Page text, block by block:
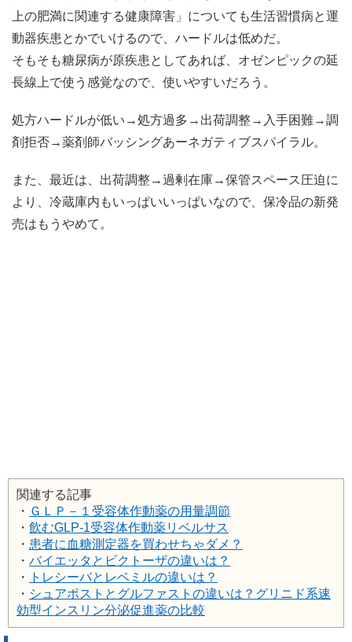
上の肥満に関連する健康障害」についても生活習慣病と運
動器疾患とかでいけるので、ハードルは低めだ。
そもそも糖尿病が原疾患としてあれば、オゼンピックの延
長線上で使う感覚なので、使いやすいだろう。
処方ハードルが低い→処方過多→出荷調整→入手困難→調
剤拒否→薬剤師バッシングあーネガティブスパイラル。
また、最近は、出荷調整→過剰在庫→保管スペース圧迫に
より、冷蔵庫内もいっぱいいっぱいなので、保冷品の新発
売はもうやめて。
関連する記事
・ ＧＬＰ－１受容体作動薬の用量調節
・ 飲むGLP-1受容体作動薬リベルサス
・ 患者に血糖測定器を買わせちゃダメ？
・ バイエッタとビクトーザの違いは？
・
トレシーバとレベミルの違いは？
・ シュアポストとグルファストの違いは？グリニド系速
効型インスリン分泌促進薬の比較